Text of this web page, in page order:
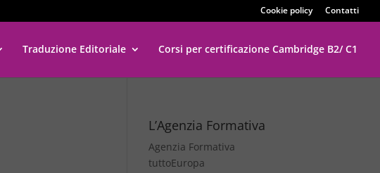
Cookie policy Contatti
Traduzione Editoriale Corsi per certificazione Cambridge B2/ C1
L’Agenzia Formativa
Agenzia Formativa
tuttoEuropa